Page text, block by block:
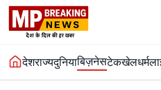
देशराज्यदुनियाबिज़नेसटेकखेलधर्म